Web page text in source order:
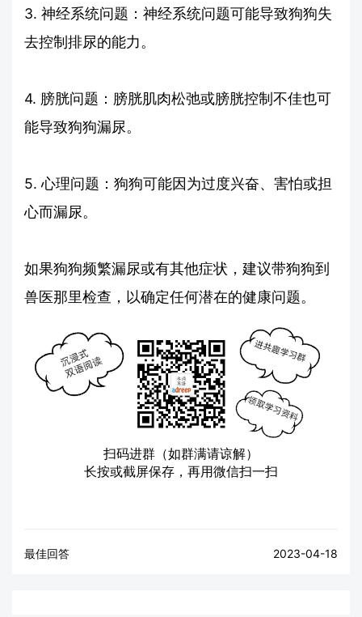
3. 神经系统问题：神经系统问题可能导致狗狗失
去控制排尿的能力。
4. 膀胱问题：膀胱肌肉松弛或膀胱控制不佳也可
能导致狗狗漏尿。
5. 心理问题：狗狗可能因为过度兴奋、害怕或担
心而漏尿。
如果狗狗频繁漏尿或有其他症状，建议带狗狗到
兽医那里检查，以确定任何潜在的健康问题。
扫码进群（如群满请谅解）
长按或截屏保存，再用微信扫一扫
最佳回答 2023-04-18